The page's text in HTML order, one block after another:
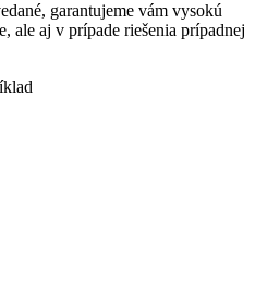
garantujeme vám vysokú
ale aj v prípade riešenia prípadnej